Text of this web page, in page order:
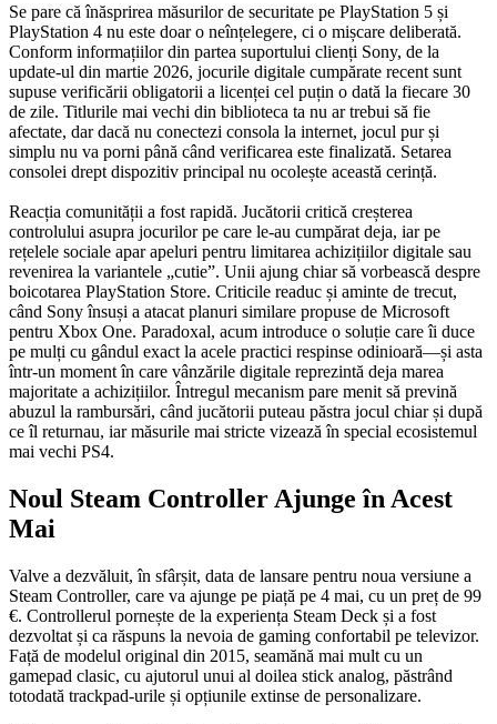
Se pare că înăsprirea măsurilor de securitate pe PlayStation 5 și
PlayStation 4 nu este doar o neînțelegere, ci o mișcare deliberată.
Conform informațiilor din partea suportului clienți Sony, de la
update-ul din martie 2026, jocurile digitale cumpărate recent sunt
supuse verificării obligatorii a licenței cel puțin o dată la fiecare 30
de zile. Titlurile mai vechi din biblioteca ta nu ar trebui să fie
afectate, dar dacă nu conectezi consola la internet, jocul pur și
simplu nu va porni până când verificarea este finalizată. Setarea
consolei drept dispozitiv principal nu ocolește această cerință.
Reacția comunității a fost rapidă. Jucătorii critică creșterea
controlului asupra jocurilor pe care le-au cumpărat deja, iar pe
rețelele sociale apar apeluri pentru limitarea achizițiilor digitale sau
revenirea la variantele „cutie”. Unii ajung chiar să vorbească despre
boicotarea PlayStation Store. Criticile readuc și aminte de trecut,
când Sony însuși a atacat planuri similare propuse de Microsoft
pentru Xbox One. Paradoxal, acum introduce o soluție care îi duce
pe mulți cu gândul exact la acele practici respinse odinioară—și asta
într-un moment în care vânzările digitale reprezintă deja marea
majoritate a achizițiilor. Întregul mecanism pare menit să prevină
abuzul la rambursări, când jucătorii puteau păstra jocul chiar și după
ce îl returnau, iar măsurile mai stricte vizează în special ecosistemul
mai vechi PS4.
Noul Steam Controller Ajunge în Acest
Mai
Valve a dezvăluit, în sfârșit, data de lansare pentru noua versiune a
Steam Controller, care va ajunge pe piață pe 4 mai, cu un preț de 99
€. Controllerul pornește de la experiența Steam Deck și a fost
dezvoltat și ca răspuns la nevoia de gaming confortabil pe televizor.
Față de modelul original din 2015, seamănă mai mult cu un
gamepad clasic, cu ajutorul unui al doilea stick analog, păstrând
totodată trackpad-urile și opțiunile extinse de personalizare.